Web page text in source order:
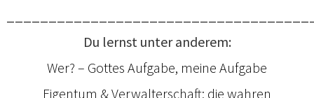
Du lernst unter anderem:
Wer? – Gottes Aufgabe, meine Aufgabe
Eigentum & Verwalterschaft: die wahren